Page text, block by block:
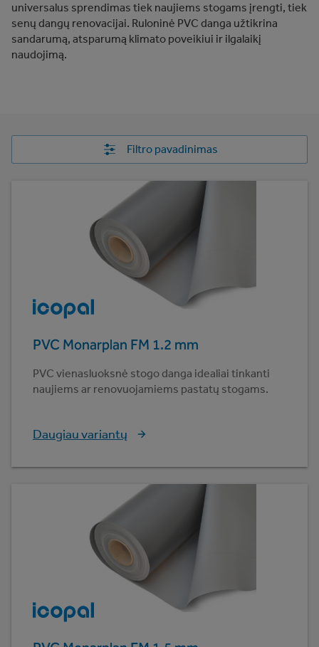
universalus sprendimas tiek naujiems stogams įrengti, tiek
senų dangų renovacijai. Ruloninė PVC danga užtikrina
sandarumą, atsparumą klimato poveikiui ir ilgalaikį
naudojimą.
Filtro pavadinimas
PVC Monarplan FM 1.2 mm
PVC vienasluoksnė stogo danga idealiai tinkanti
naujiems ar renovuojamiems pastatų stogams.
Daugiau variantų